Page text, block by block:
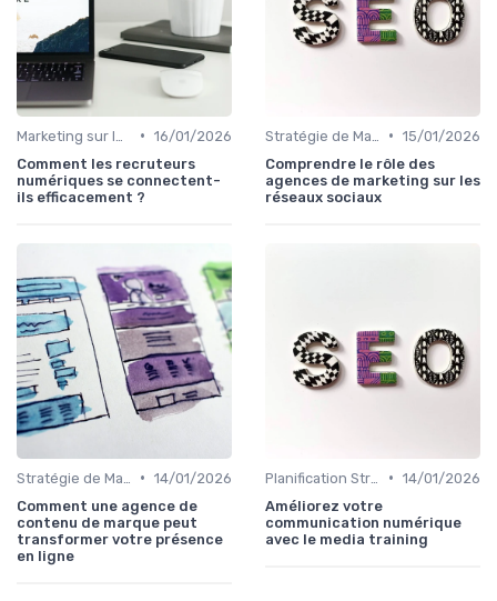
• 16/01/2026
Comment les recruteurs
numériques se connectent-
ils efficacement ?
• 15/01/2026
Comprendre le rôle des
agences de marketing sur les
réseaux sociaux
• 14/01/2026
Comment une agence de
contenu de marque peut
transformer votre présence
en ligne
• 14/01/2026
Améliorez votre
communication numérique
avec le media training